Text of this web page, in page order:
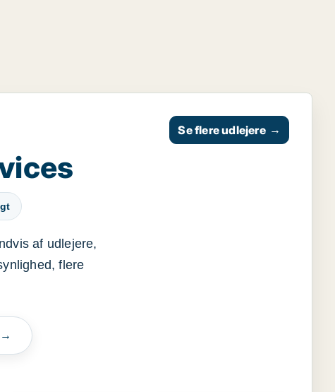
af udlejere,
flere
→
Se flere udlejere →